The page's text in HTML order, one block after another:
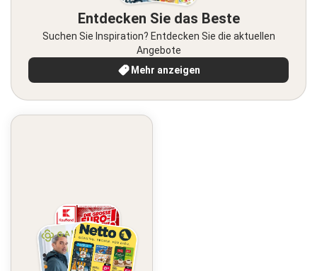
Entdecken Sie das Beste
Suchen Sie Inspiration? Entdecken Sie die aktuellen
Angebote
Mehr anzeigen